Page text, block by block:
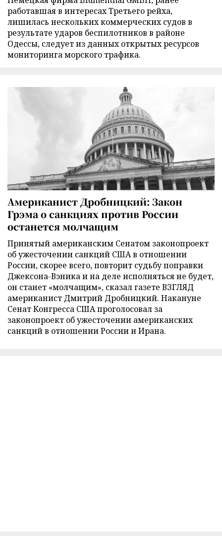
работавшая в интересах Третьего рейха,
лишилась нескольких коммерческих судов в
результате ударов беспилотников в районе
Одессы, следует из данных открытых ресурсов
мониторинга морского трафика.
Американист Дробницкий: Закон
Грэма о санкциях против России
останется молчащим
Принятый американским Сенатом законопроект
об ужесточении санкций США в отношении
России, скорее всего, повторит судьбу поправки
Джексона-Вэника и на деле исполняться не будет,
он станет «молчащим», сказал газете ВЗГЛЯД
американист Дмитрий Дробницкий. Накануне
Сенат Конгресса США проголосовал за
законопроект об ужесточении американских
санкций в отношении России и Ирана.